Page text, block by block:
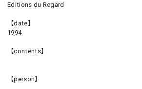
Editions du Regard
【date】
1994
【contents】
【person】